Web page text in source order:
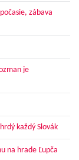
zábava
je
každý Slovák
na hrade Ľupča